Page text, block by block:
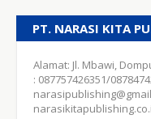
PT. NARASI KITA
Alamat: Jl. Mbawi,
: 087757426351/